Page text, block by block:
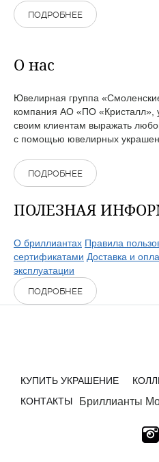
ПОДРОБНЕЕ
О нас
Ювелирная группа
компания АО «ПО «Кристалл»,
своим клиентам выражать
с помощью ювелирных
ПОДРОБНЕЕ
ПОЛЕЗНАЯ
О бриллиантах Правила
сертификатами Доставка и
эксплуатации
ПОДРОБНЕЕ
КУПИТЬ УКРАШЕНИЕ
КОНТАКТЫ
Бриллианты